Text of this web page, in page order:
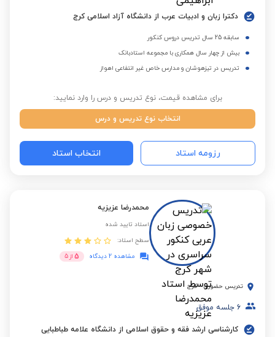
دکترا زبان و ادبیات عرب از دانشگاه آزاد اسلامی کرج
سابقه 25 سال تدریس دروس کنکور
بیش از چهار سال همکاری با مجموعه استادبانک
تدریس در تیزهوشان و مدارس خاص غیر انتفاعی اهواز
برای مشاهده قیمت، نوع تدریس و درس را وارد نمایید:
انتخاب نوع تدریس و درس
رزومه استاد انتخاب استاد
محمدرضا عزیزیه
استاد تایید شده
سطح استاد:
مشاهده 2 دیدگاه
5 از 5
تدریس حضوری - کرج
6 جلسه موفق
کارشناسی ارشد فقه و حقوق اسلامی از دانشگاه علامه طباطبایی